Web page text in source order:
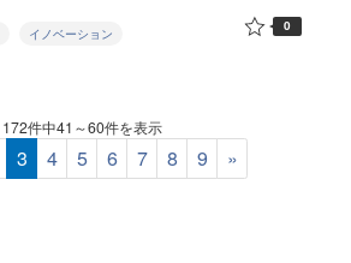
イノベーション 0
172件中41～60件を表示
3 4 5 6 7 8 9 »